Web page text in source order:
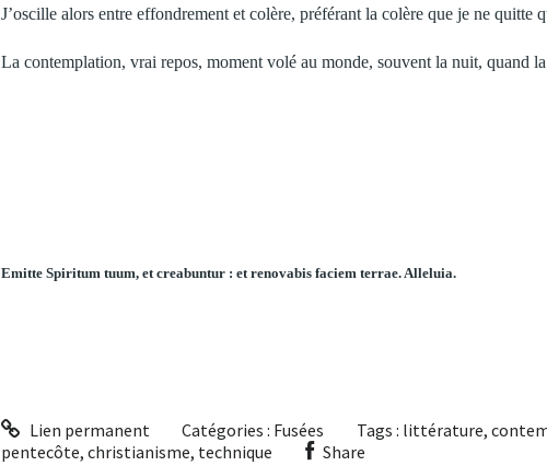
J’oscille alors entre effondrement et colère, préférant la colère que je ne quitte
La contemplation, vrai repos, moment volé au monde, souvent la nuit, quand
Emitte Spiritum tuum, et creabuntur : et renovabis faciem terrae. Alleluia.
Lien permanent Catégories : Fusées Tags : littérature,
pentecôte, christianisme, technique Share